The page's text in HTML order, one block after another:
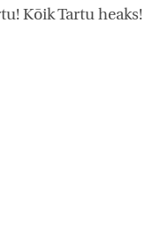
Kõik Tartu heaks!